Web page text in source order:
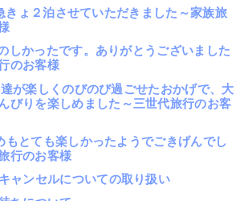
きょ２泊させていただきました～家族旅
かったです。ありがとうございました
のお客様
が楽しくのびのび過ごせたおかげで、大
びりを楽しめました～三世代旅行のお客
もとても楽しかったようでごきげんでし
行のお客様
ャンセルについての取り扱い